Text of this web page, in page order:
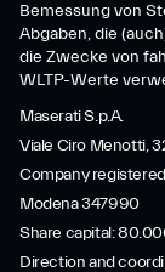
Bemessung von
Abgaben, die
die Zwecke von
WLTP-Werte
Maserati S.p.A.
Viale Ciro Menotti,
Company
Modena 347990
Share capital:
Direction and